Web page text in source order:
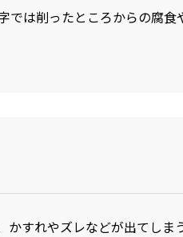
は削ったところからの腐食
すれやズレなどが出てしま